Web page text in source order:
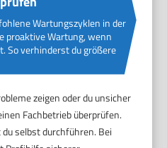
Wartungszyklen in der
proaktive Wartung, wenn
So verhinderst du größere
zeigen oder du unsicher
Fachbetrieb überprüfen.
selbst durchführen. Bei